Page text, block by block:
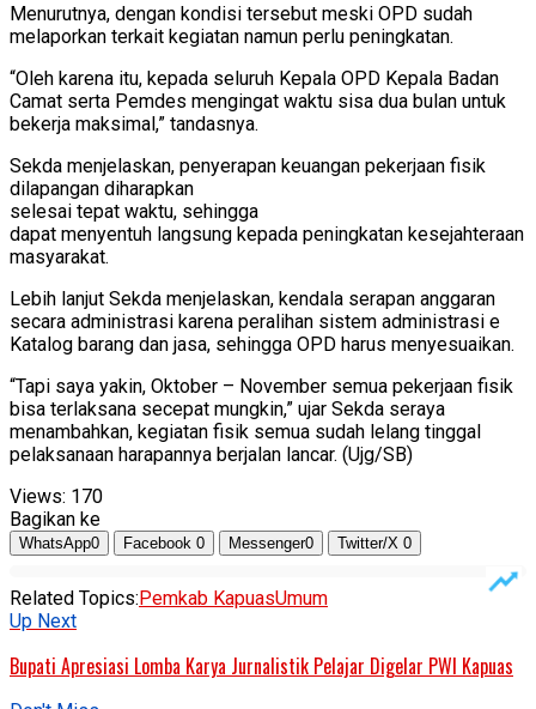
Menurutnya, dengan kondisi tersebut meski OPD sudah
melaporkan terkait kegiatan namun perlu peningkatan.
“Oleh karena itu, kepada seluruh Kepala OPD Kepala Badan
Camat serta Pemdes mengingat waktu sisa dua bulan untuk
bekerja maksimal,” tandasnya.
Sekda menjelaskan, penyerapan keuangan pekerjaan fisik
dilapangan diharapkan
selesai tepat waktu, sehingga
dapat menyentuh langsung kepada peningkatan kesejahteraan
masyarakat.
Lebih lanjut Sekda menjelaskan, kendala serapan anggaran
secara administrasi karena peralihan sistem administrasi e
Katalog barang dan jasa, sehingga OPD harus menyesuaikan.
“Tapi saya yakin, Oktober – November semua pekerjaan fisik
bisa terlaksana secepat mungkin,” ujar Sekda seraya
menambahkan, kegiatan fisik semua sudah lelang tinggal
pelaksanaan harapannya berjalan lancar. (Ujg/SB)
Views: 170
Bagikan ke
WhatsApp0 Facebook 0 Messenger0 Twitter/X 0
Related Topics:Pemkab KapuasUmum
Up Next
Bupati Apresiasi Lomba Karya Jurnalistik Pelajar Digelar PWI Kapuas